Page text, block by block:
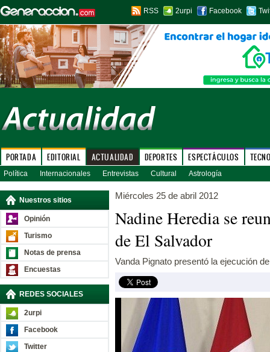
RSS 2urpi Facebook
PORTADA EDITORIAL ACTUALIDAD DEPORTES ESPECTÁCULOS
Política Internacionales Entrevistas Cultural Astrología
Nuestros sitios
Opinión
Turismo
Notas de prensa
Encuestas
REDES SOCIALES
2urpi
Facebook
Twitter
Miércoles 25 de abril 2012
Nadine Heredia se
de El Salvador
Vanda Pignato presentó la ejecución